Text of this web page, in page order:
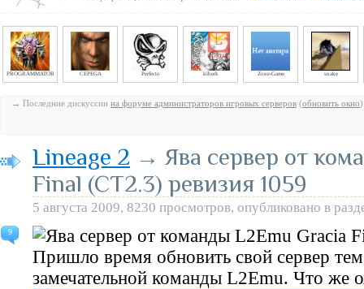
PROGRAMMATOR CEPEGA Perfecto kiberk Zone-Game snake
→ Последние дискуссии на форуме администраторов игровых серверов (обновить окно)
9
Lineage 2 → Ява сервер от
Final (CT2.3) ревизия 1059
5 августа 2009, 8230 просмотров, опубликовано в
Пришло время обновить свой сервер
замечательной команды L2Emu. Что же